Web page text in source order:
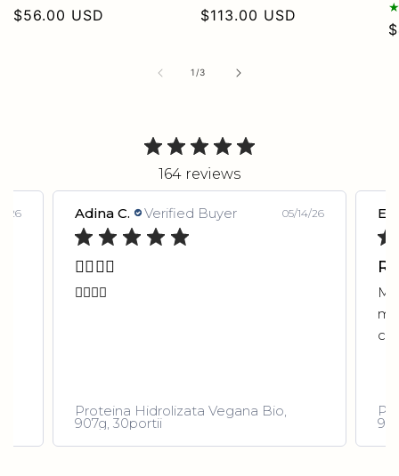
Regular
$56.00 USD
Regular
$113.00 USD
1 /
of3
164 reviews
26 Adina C. Verified Buyer 05/14/26
👌🏼👌🏼
👌🏼👌🏼
Proteina Hidrolizata Vegana Bio,
907g, 30portii